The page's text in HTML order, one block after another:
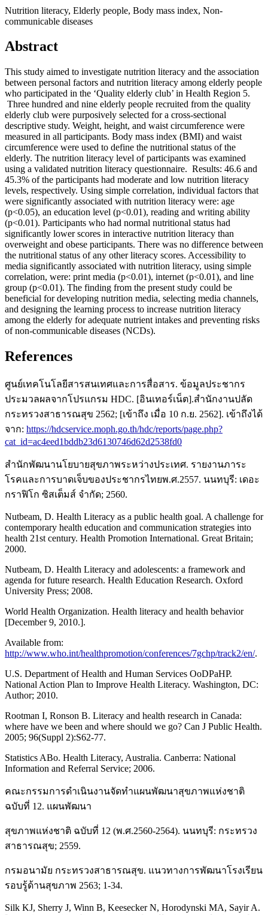
Nutrition literacy, Elderly people, Body mass index, Non-
communicable diseases
Abstract
This study aimed to investigate nutrition literacy and the association
between personal factors and nutrition literacy among elderly people
who participated in the ‘Quality elderly club’ in Health Region 5.
Three hundred and nine elderly people recruited from the quality
elderly club were purposively selected for a cross-sectional
descriptive study. Weight, height, and waist circumference were
measured in all participants. Body mass index (BMI) and waist
circumference were used to define the nutritional status of the
elderly. The nutrition literacy level of participants was examined
using a validated nutrition literacy questionnaire. Results: 46.6 and
45.3% of the participants had moderate and low nutrition literacy
levels, respectively. Using simple correlation, individual factors that
were significantly associated with nutrition literacy were: age
(p<0.05), an education level (p<0.01), reading and writing ability
(p<0.01). Participants who had normal nutritional status had
significantly lower scores in interactive nutrition literacy than
overweight and obese participants. There was no difference between
the nutritional status of any other literacy scores. Accessibility to
media significantly associated with nutrition literacy, using simple
correlation, were: print media (p<0.01), internet (p<0.01), and line
group (p<0.01). The finding from the present study could be
beneficial for developing nutrition media, selecting media channels,
and designing the learning process to increase nutrition literacy
among the elderly for adequate nutrient intakes and preventing risks
of non-communicable diseases (NCDs).
References
ศูนย์เทคโนโลยีสารสนเทศและการสื่อสาร. ข้อมูลประชากร
ประมวลผลจากโปรแกรม HDC. [อินเทอร์เน็ต].สำนักงานปลัด
กระทรวงสาธารณสุข 2562; [เข้าถึง เมื่อ 10 ก.ย. 2562]. เข้าถึงได้
จาก: https://hdcservice.moph.go.th/hdc/reports/page.php?
cat_id=ac4eed1bddb23d6130746d62d2538fd0
สํานักพัฒนานโยบายสุขภาพระหว่างประเทศ. รายงานภาระ
โรคและการบาดเจ็บของประชากรไทยพ.ศ.2557. นนทบุรี: เดอะ
กราฟิโก ซิสเต็มส์ จำกัด; 2560.
Nutbeam, D. Health Literacy as a public health goal. A challenge for
contemporary health education and communication strategies into
health 21st century. Health Promotion International. Great Britain;
2000.
Nutbeam, D. Health Literacy and adolescents: a framework and
agenda for future research. Health Education Research. Oxford
University Press; 2008.
World Health Organization. Health literacy and health behavior
[December 9, 2010.].
Available from:
http://www.who.int/healthpromotion/conferences/7gchp/track2/en/.
U.S. Department of Health and Human Services OoDPaHP.
National Action Plan to Improve Health Literacy. Washington, DC:
Author; 2010.
Rootman I, Ronson B. Literacy and health research in Canada:
where have we been and where should we go? Can J Public Health.
2005; 96(Suppl 2):S62-77.
Statistics ABo. Health Literacy, Australia. Canberra: National
Information and Referral Service; 2006.
คณะกรรมการดำเนินงานจัดทำแผนพัฒนาสุขภาพแห่งชาติ
ฉบับที่ 12. แผนพัฒนา
สุขภาพแห่งชาติ ฉบับที่ 12 (พ.ศ.2560-2564). นนทบุรี: กระทรวง
สาธารณสุข; 2559.
กรมอนามัย กระทรวงสาธารณสุข. แนวทางการพัฒนาโรงเรียน
รอบรู้ด้านสุขภาพ 2563; 1-34.
Silk KJ, Sherry J, Winn B, Keesecker N, Horodynski MA, Sayir A.